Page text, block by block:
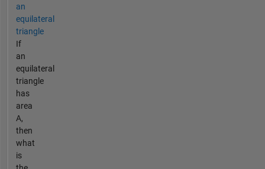
an
equilateral
triangle
If
an
equilateral
triangle
has
area
A,
then
what
is